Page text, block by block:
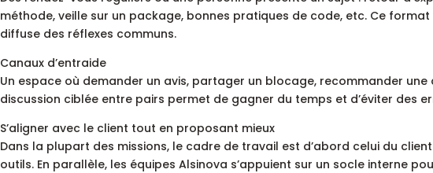
méthode, veille sur un package, bonnes pratiques de code, etc. Ce
diffuse des réflexes communs.
Canaux d’entraide
Un espace où demander un avis, partager un blocage, recommander une
discussion ciblée entre pairs permet de gagner du temps et d’éviter des
S’aligner avec le client tout en proposant mieux
Dans la plupart des missions, le cadre de travail est d’abord celui du
outils. En parallèle, les équipes Alsinova s’appuient sur un socle interne